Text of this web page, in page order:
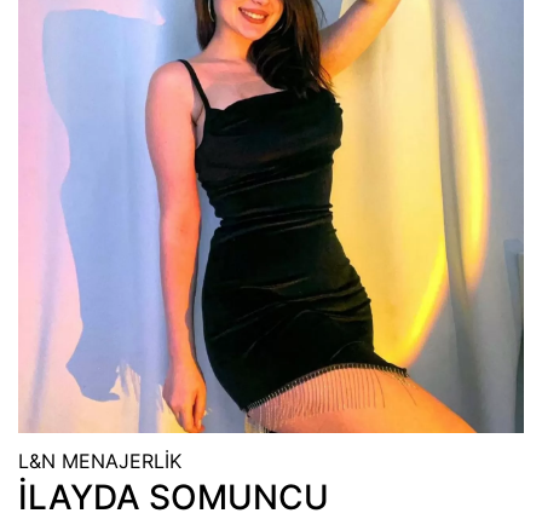
L&N MENAJERLİK
İLAYDA SOMUNCU